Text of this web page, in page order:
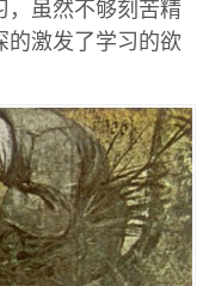
，虽然不够刻苦精
的激发了学习的欲